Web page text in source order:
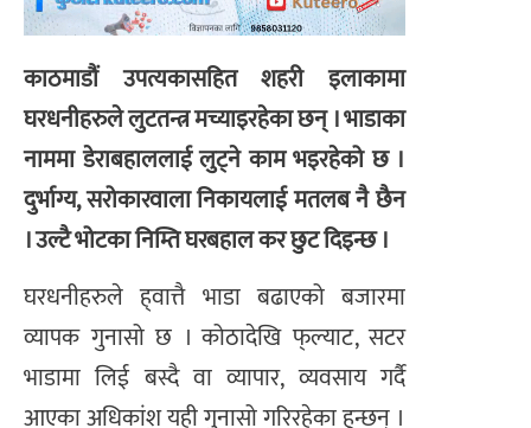
काठमाडौं उपत्यकासहित शहरी इलाकामा
घरधनीहरुले लुटतन्त्र मच्याइरहेका छन् । भाडाका
नाममा डेराबहाललाई लुट्ने काम भइरहेको छ ।
दुर्भाग्य, सरोकारवाला निकायलाई मतलब नै छैन
। उल्टै भोटका निम्ति घरबहाल कर छुट दिइन्छ ।
घरधनीहरुले ह्‌वात्तै भाडा बढाएको बजारमा
व्यापक गुनासो छ । कोठादेखि फ्‌ल्याट, सटर
भाडामा लिई बस्दै वा व्यापार, व्यवसाय गर्दै
आएका अधिकांश यही गुनासो गरिरहेका हुन्छन् ।